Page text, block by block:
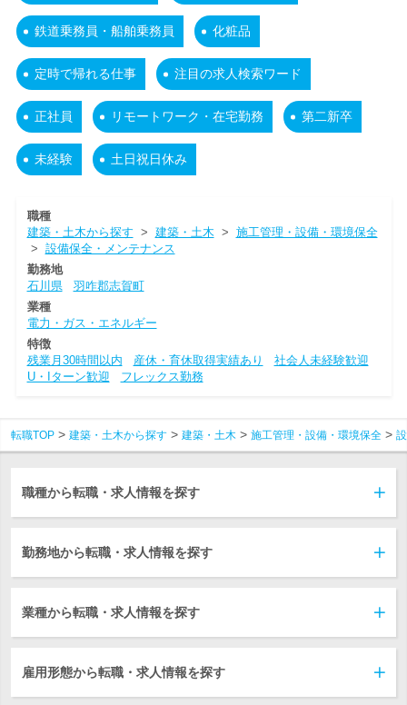
鉄道乗務員・船舶乗務員 化粧品
定時で帰れる仕事 注目の求人検索ワード
正社員 リモートワーク・在宅勤務 第二新卒
未経験 土日祝日休み
職種
建築・土木から探す > 建築・土木 > 施工管理・設備・環境保全
> 設備保全・メンテナンス
勤務地
石川県
羽咋郡志賀町
業種
電力・ガス・エネルギー
特徴
残業月30時間以内
産休・育休取得実績あり
社会人未経験歓迎
U・Iターン歓迎
フレックス勤務
転職TOP 建築・土木から探す 建築・土木 施工管理・設備・環境保全
職種から転職・求人情報を探す
勤務地から転職・求人情報を探す
業種から転職・求人情報を探す
雇用形態から転職・求人情報を探す